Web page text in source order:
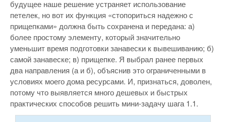
будущее наше решение устраняет использование
петелек, но вот их функция «стопориться надежно с
прищепками» должна быть сохранена и передана: а)
более простому элементу, который значительно
уменьшит время подготовки занавески к вывешиванию; б)
самой занавеске; в) прищепке. Я выбрал ранее первых
два направления (а и б), объяснив это ограниченными в
условиях моего дома ресурсами. И, признаться, доволен,
потому что выявляется много дешевых и быстрых
практических способов решить мини-задачу шага 1.1.